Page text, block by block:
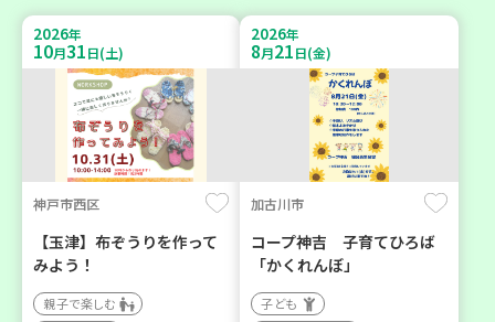
2026年
10月31日(土)
神戸市西区
【玉津】布ぞうりを作って
みよう！
親子で楽しむ
2026年
8月21日(金)
加古川市
コープ神吉 子育てひろば
「かくれんぼ」
子ども